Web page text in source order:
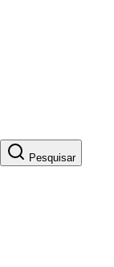
Pesquisar